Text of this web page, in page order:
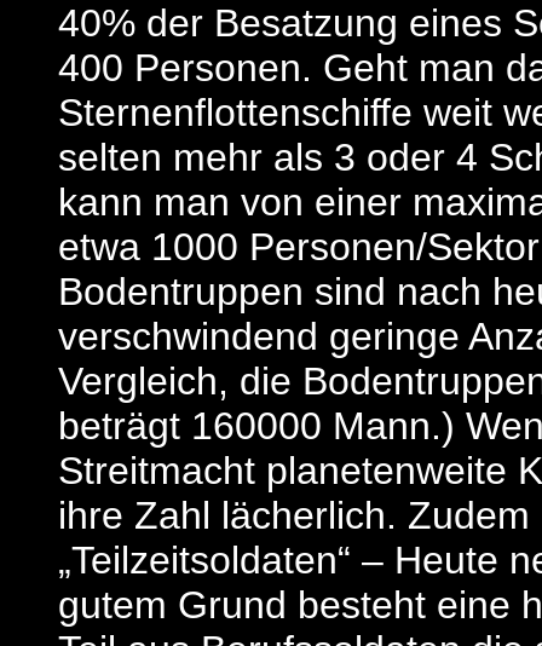
40% der Besatzung eines
400 Personen. Geht man
Sternenflottenschiffe weit
selten mehr als 3 oder 4
kann man von einer
etwa 1000 Personen/
Bodentruppen sind nach
verschwindend geringe
Vergleich, die
beträgt 160000 Mann.)
Streitmacht planetenweite
ihre Zahl lächerlich.
„Teilzeitsoldaten“ – Heute
gutem Grund besteht eine